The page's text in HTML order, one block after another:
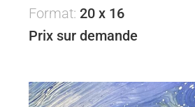
Format: 20 x 16
Prix sur demande